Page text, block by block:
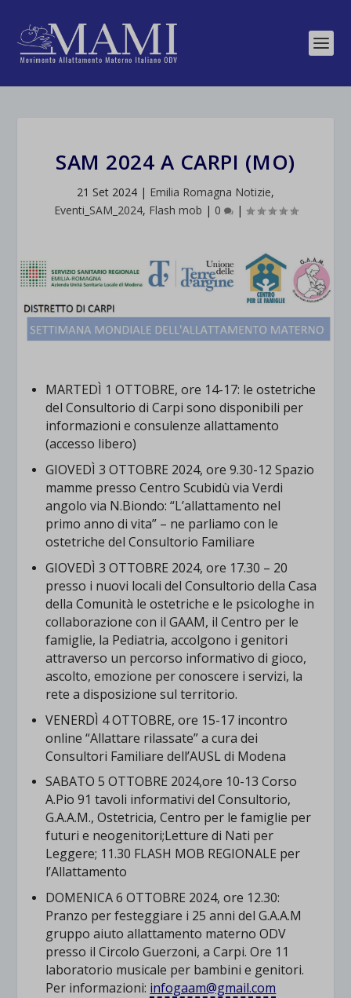
SAM 2024 A CARPI (MO)
21 Set 2024 | Emilia Romagna Notizie,
Eventi_SAM_2024, Flash mob | 0 |
MARTEDÌ 1 OTTOBRE,ore 14-17: le ostetriche
del Consultorio di Carpi sono disponibili per
informazioni e consulenze allattamento
(accesso libero)
GIOVEDÌ 3 OTTOBRE 2024,ore 9.30-12Spazio
mamme presso Centro Scubidù via Verdi
angolo via N.Biondo: “L’allattamento nel
primo anno di vita” – ne parliamo con le
ostetriche del Consultorio Familiare
GIOVEDÌ 3 OTTOBRE 2024,ore 17.30 – 20
presso i nuovi locali del Consultorio della Casa
della Comunità le ostetriche e le psicologhe in
collaborazione con il GAAM, il Centro per le
famiglie, la Pediatria, accolgono i genitori
attraverso un percorso informativo di gioco,
ascolto, emozione per conoscere i servizi, la
rete a disposizione sul territorio.
VENERDÌ 4 OTTOBRE,ore 15-17 incontro
online “Allattare rilassate” a cura dei
Consultori Familiare dell’AUSL di Modena
SABATO 5 OTTOBRE 2024,ore 10-13 Corso
A.Pio 91 tavoli informativi del Consultorio,
G.A.A.M., Ostetricia, Centro per le famiglie per
futuri e neogenitori;Letture di Nati per
Leggere; 11.30 FLASH MOB REGIONALE per
l’Allattamento
DOMENICA 6 OTTOBRE 2024,ore 12.30:
Pranzo per festeggiare i 25 anni del G.A.A.M
gruppo aiuto allattamento materno ODV
presso il Circolo Guerzoni, a Carpi. Ore 11
laboratorio musicale per bambini e genitori.
Per informazioni: infogaam@gmail.com